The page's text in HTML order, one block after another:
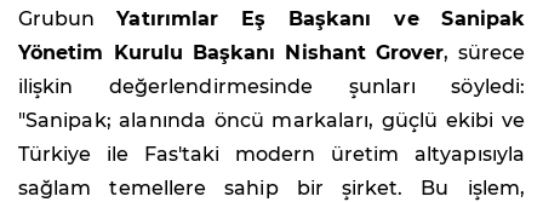
GrubunYatırımlar Eş Başkanı ve Sanipak
Yönetim Kurulu Başkanı Nishant Grover, sürece
ilişkin değerlendirmesinde şunları söyledi:
"Sanipak; alanında öncü markaları, güçlü ekibi ve
Türkiye ile Fas'taki modern üretim altyapısıyla
sağlam temellere sahip bir şirket. Bu işlem,